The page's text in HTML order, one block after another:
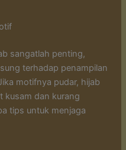
sangatlah penting,
terhadap penampilan
motifnya pudar, hijab
kusam dan kurang
tips untuk menjaga